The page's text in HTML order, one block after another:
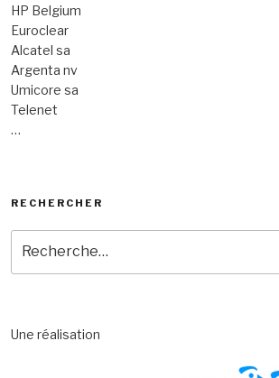
HP Belgium
Euroclear
Alcatel sa
Argenta nv
Umicore sa
Telenet
…
RECHERCHER
pour
:
Une réalisation